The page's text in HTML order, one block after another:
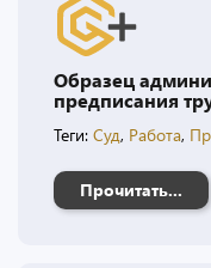
Образец
предписания
Теги: Суд, Работа,
Прочитать...